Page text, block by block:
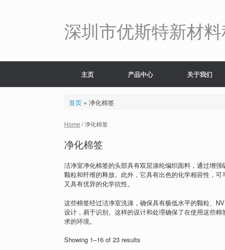
深圳市优斯特新材
主页 产品中心 关于我们
首页» 净化棉签
Home / 净化棉签
净化棉签
洁净室净化棉签的头部具有双层涤纶编织面料，通过增
颗粒和纤维的释放。此外，它具有出色的化学相容性，
又具有优异的化学抗性。
这些棉签经过洁净室洗涤，确保具有极低水平的颗粒、
设计，易于识别。这样的设计和处理确保了在使用这些
求的环境。
Showing 1–16 of 23 results